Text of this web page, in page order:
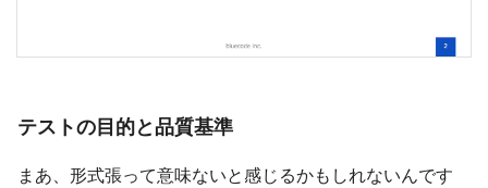
テストの目的と品質基準
まあ、形式張って意味ないと感じるかもしれないんです